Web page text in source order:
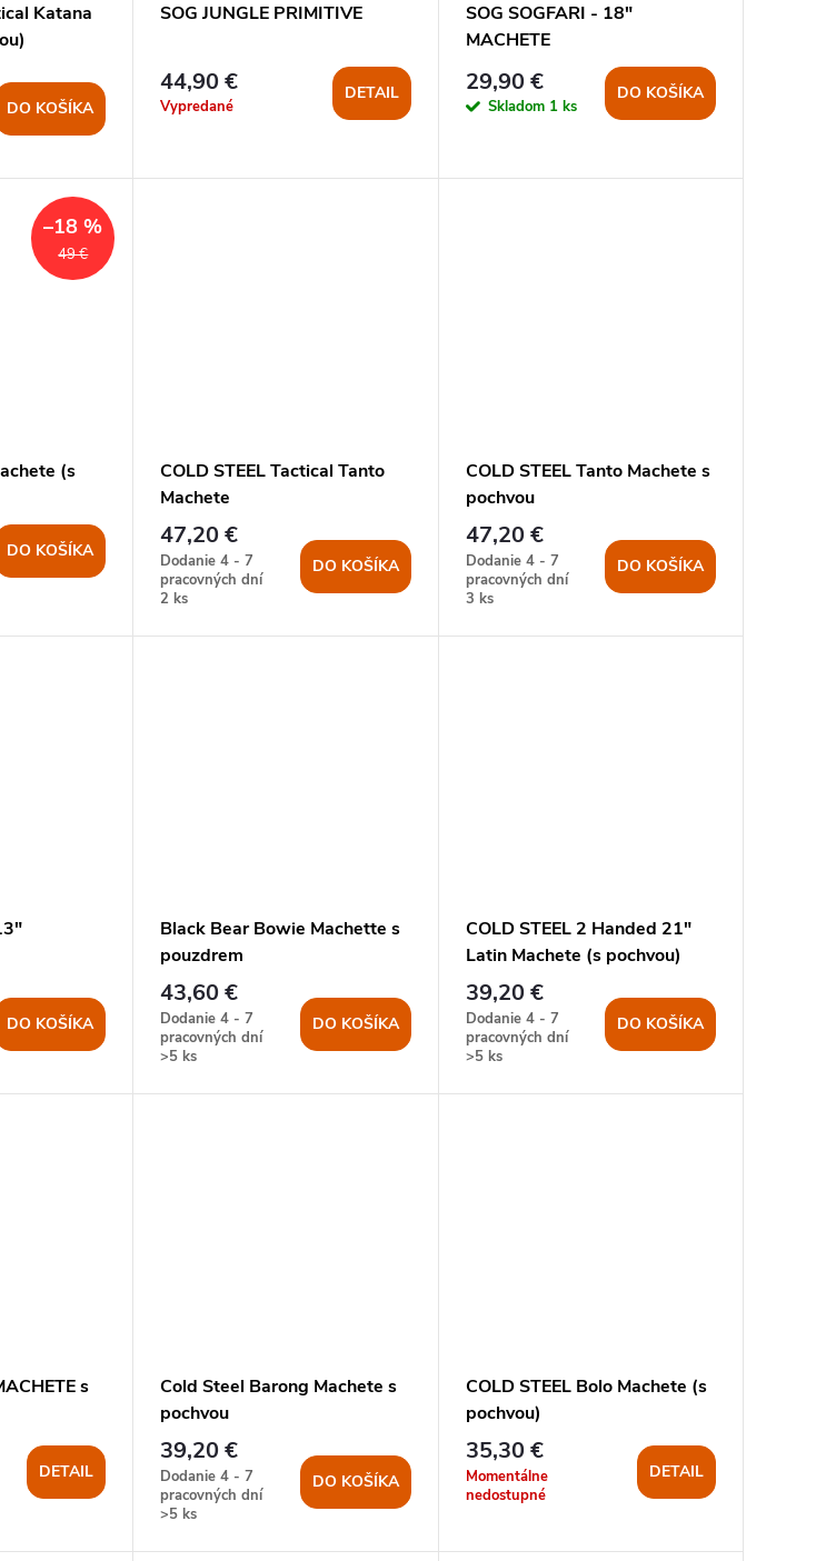
Katana
DO KOŠÍKA
SOG JUNGLE PRIMITIVE
44,90 €
Vypredané
DETAIL
SOG SOGFARI - 18"
MACHETE
29,90 €
Skladom 1 ks
DO KOŠÍKA
49 €
–18 %
(s
DO KOŠÍKA
COLD STEEL Tactical Tanto
Machete
47,20 €
Dodanie 4 - 7
pracovných dní
2 ks
DO KOŠÍKA
COLD STEEL Tanto Machete s
pochvou
47,20 €
Dodanie 4 - 7
pracovných dní
3 ks
DO KOŠÍKA
DO KOŠÍKA
Black Bear Bowie Machette s
pouzdrem
43,60 €
Dodanie 4 - 7
pracovných dní
>5 ks
DO KOŠÍKA
COLD STEEL 2 Handed 21"
Latin Machete (s pochvou)
39,20 €
Dodanie 4 - 7
pracovných dní
>5 ks
DO KOŠÍKA
s
DETAIL
Cold Steel Barong Machete s
pochvou
39,20 €
Dodanie 4 - 7
pracovných dní
>5 ks
DO KOŠÍKA
COLD STEEL Bolo Machete (s
pochvou)
35,30 €
Momentálne
nedostupné
DETAIL